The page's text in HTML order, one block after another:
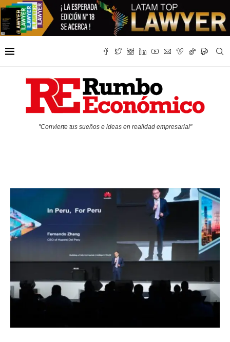
"Convierte tus sueños e ideas en realidad empresarial"